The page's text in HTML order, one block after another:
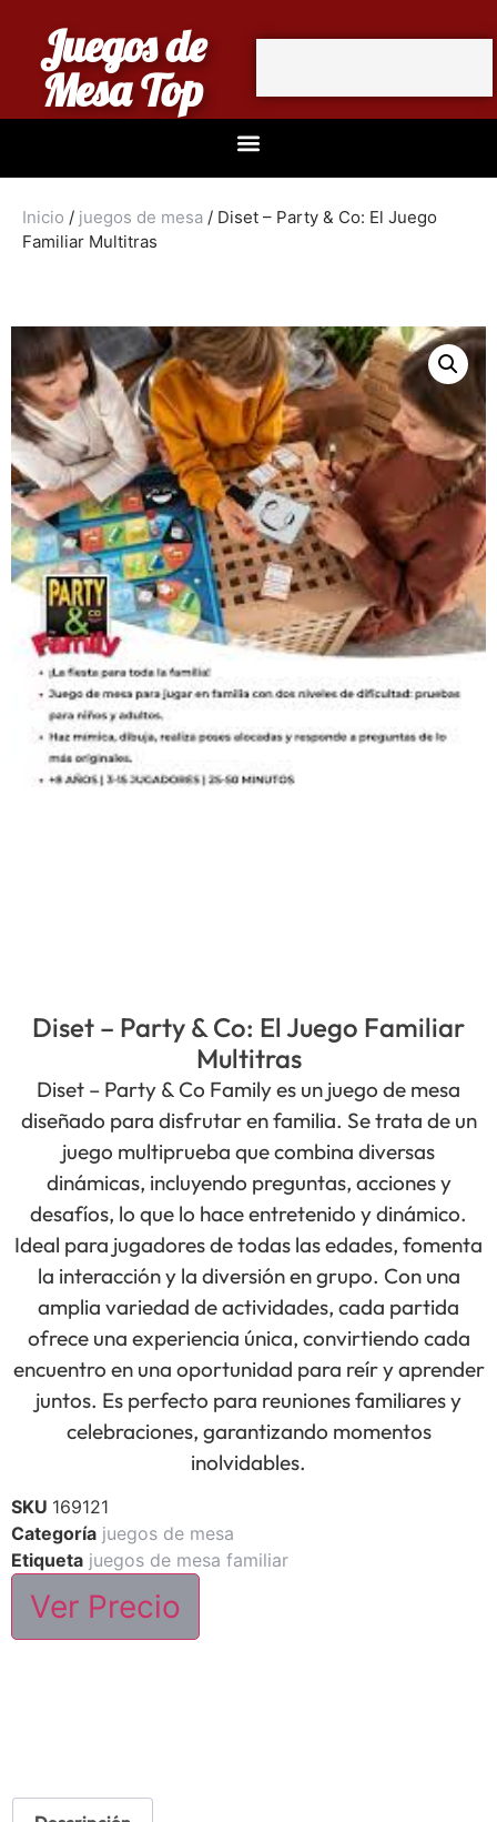
Juegos de
Mesa Top
Inicio / juegos de mesa / Diset – Party & Co: El Juego
Familiar Multitras
Diset – Party & Co: El Juego Familiar
Multitras
Diset – Party & Co Family es un juego de mesa
diseñado para disfrutar en familia. Se trata de un
juego multiprueba que combina diversas
dinámicas, incluyendo preguntas, acciones y
desafíos, lo que lo hace entretenido y dinámico.
Ideal para jugadores de todas las edades, fomenta
la interacción y la diversión en grupo. Con una
amplia variedad de actividades, cada partida
ofrece una experiencia única, convirtiendo cada
encuentro en una oportunidad para reír y aprender
juntos. Es perfecto para reuniones familiares y
celebraciones, garantizando momentos
inolvidables.
SKU 169121
Categoría juegos de mesa
Etiqueta juegos de mesa familiar
Ver Precio